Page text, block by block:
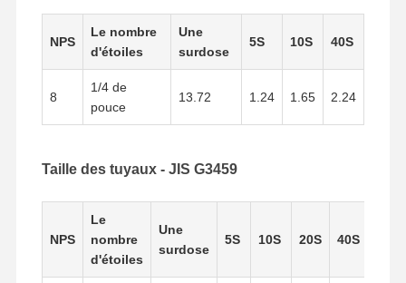
NPS
Le nombre
d'étoiles
Une
surdose
5S 10S 40S
8
1/4 de
pouce
13.72 1.24 1.65 2.24
Taille des tuyaux - JIS G3459
NPS
Le
nombre
d'étoiles
Une
surdose
5S 10S 20S 40S